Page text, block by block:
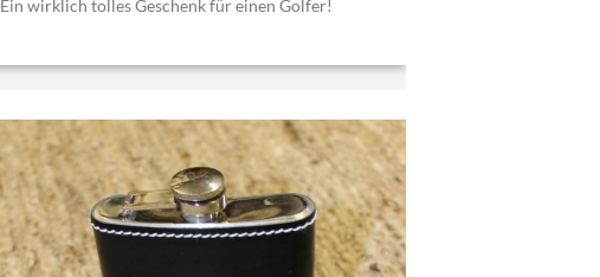
Ein wirklich tolles Geschenk für einen Golfer!